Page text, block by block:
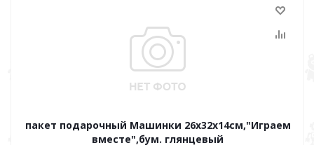
пакет подарочный Машинки 26х32х14см,"Играем
вместе",бум. глянцевый